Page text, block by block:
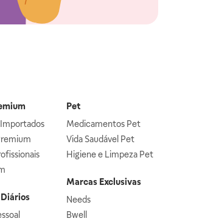
Pet
Medicamentos Pet
Vida Saudável Pet
Higiene e Limpeza Pet
Marcas Exclusivas
Needs
Bwell